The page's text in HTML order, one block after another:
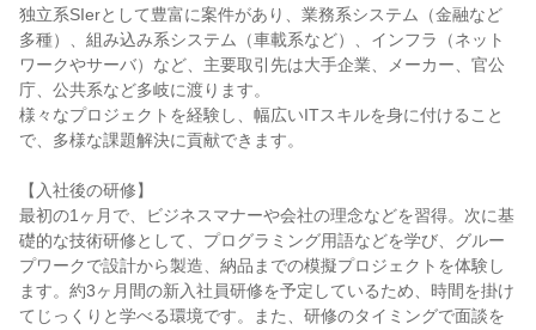
独立系SIerとして豊富に案件があり、業務系システム（金融など
多種）、組み込み系システム（車載系など）、インフラ（ネット
ワークやサーバ）など、主要取引先は大手企業、メーカー、官公
庁、公共系など多岐に渡ります。
様々なプロジェクトを経験し、幅広いITスキルを身に付けること
で、多様な課題解決に貢献できます。
【入社後の研修】
最初の1ヶ月で、ビジネスマナーや会社の理念などを習得。次に基
礎的な技術研修として、プログラミング用語などを学び、グルー
プワークで設計から製造、納品までの模擬プロジェクトを体験し
ます。約3ヶ月間の新入社員研修を予定しているため、時間を掛け
てじっくりと学べる環境です。また、研修のタイミングで面談を